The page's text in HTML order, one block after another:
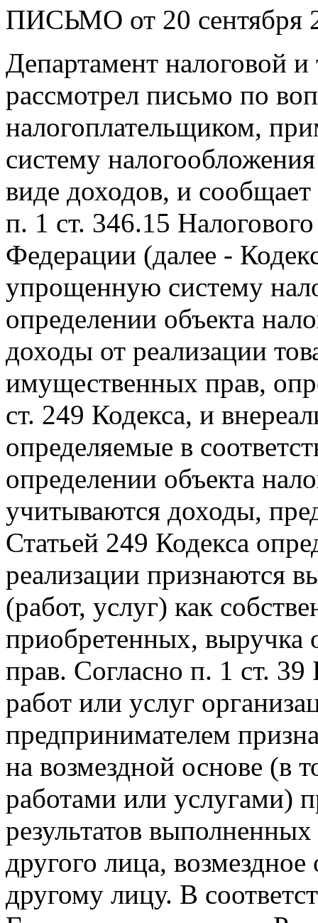
ПИСЬМО от 20 сентября
Департамент налоговой
рассмотрел письмо по
налогоплательщиком,
систему
виде доходов, и
п. 1 ст. 346.15
Федерации (далее -
упрощенную систему
определении объекта
доходы от реализации
имущественных прав,
ст. 249 Кодекса, и
определяемые в
определении объекта
учитываются доходы,
Статьей 249 Кодекса
реализации признаются
(работ, услуг) как
приобретенных, выручка
прав. Согласно п. 1 ст. 39
работ или услуг
предпринимателем
на возмездной основе (в
работами или услугами)
результатов
другого лица,
другому лицу. В